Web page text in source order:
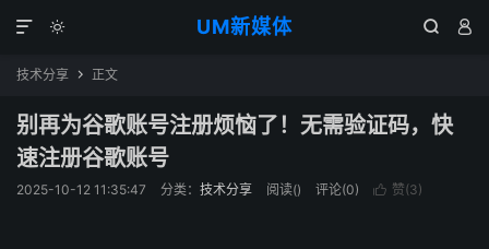
UM新媒体
  

技术分享  正文
别再为谷歌账号注册烦恼了！无需验证码，快
速注册谷歌账号
2025-10-12 11:35:47 分类： 技术分享 阅读() 评论(0)  赞(3)